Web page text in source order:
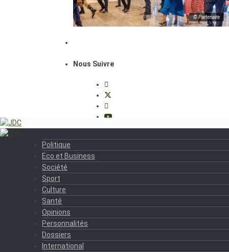
© Partenaire
Nous Suivre
Politique
Eco et Business
Société
Sport
Culture
Santé
Opinions
Personnalités
Dossiers
International